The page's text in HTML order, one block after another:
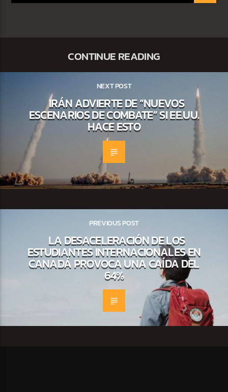
CONTINUE READING
NEXT POST
IRÁN ADVIERTE DE “NUEVOS
ESCENARIOS DE COMBATE” SI EE.UU.
HACE ESTO
PREVIOUS POST
LA DESACELERACIÓN DE LOS
ESTUDIANTES INTERNACIONALES EN
CANADÁ PROVOCA UNA CAÍDA DEL
64%